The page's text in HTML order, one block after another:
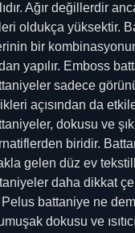
Ağır değillerdir
oldukça yüksektir.
bir
yapılır. Emboss
sadece
açısından da
dokusu ve
biridir.
gelen düz ev
daha dikkat
battaniye ne
dokusu ve